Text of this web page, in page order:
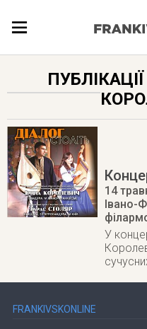
ПУБЛІКАЦІЇ
14
Івано-
У
FRANKIVSKONLINE